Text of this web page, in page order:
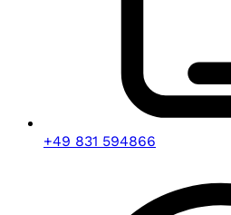
+49 831 594866